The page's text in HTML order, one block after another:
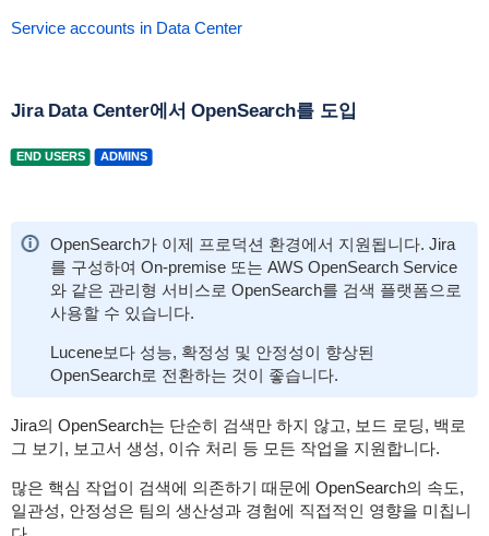
Service accounts in Data Center
Jira Data Center에서 OpenSearch를 도입
END USERS ADMINS
OpenSearch가 이제 프로덕션 환경에서 지원됩니다. Jira
를 구성하여 On-premise 또는 AWS OpenSearch Service
와 같은 관리형 서비스로 OpenSearch를 검색 플랫폼으로
사용할 수 있습니다.
Lucene보다 성능, 확정성 및 안정성이 향상된
OpenSearch로 전환하는 것이 좋습니다.
Jira의 OpenSearch는 단순히 검색만 하지 않고, 보드 로딩, 백로
그 보기, 보고서 생성, 이슈 처리 등 모든 작업을 지원합니다.
많은 핵심 작업이 검색에 의존하기 때문에 OpenSearch의 속도,
일관성, 안정성은 팀의 생산성과 경험에 직접적인 영향을 미칩니